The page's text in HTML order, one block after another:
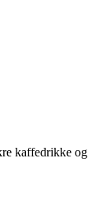
kaffedrikke og